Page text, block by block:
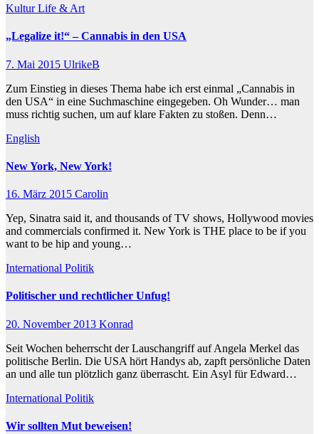
KulturLife & Art
„Legalize it!“ – Cannabis in den USA
7. Mai 2015 UlrikeB
Zum Einstieg in dieses Thema habe ich erst einmal „Cannabis in
den USA“ in eine Suchmaschine eingegeben. Oh Wunder… man
muss richtig suchen, um auf klare Fakten zu stoßen. Denn…
English
New York, New York!
16. März 2015 Carolin
Yep, Sinatra said it, and thousands of TV shows, Hollywood movies
and commercials confirmed it. New York is THE place to be if you
want to be hip and young…
International Politik
Politischer und rechtlicher Unfug!
20. November 2013 Konrad
Seit Wochen beherrscht der Lauschangriff auf Angela Merkel das
politische Berlin. Die USA hört Handys ab, zapft persönliche Daten
an und alle tun plötzlich ganz überrascht. Ein Asyl für Edward…
International Politik
Wir sollten Mut beweisen!